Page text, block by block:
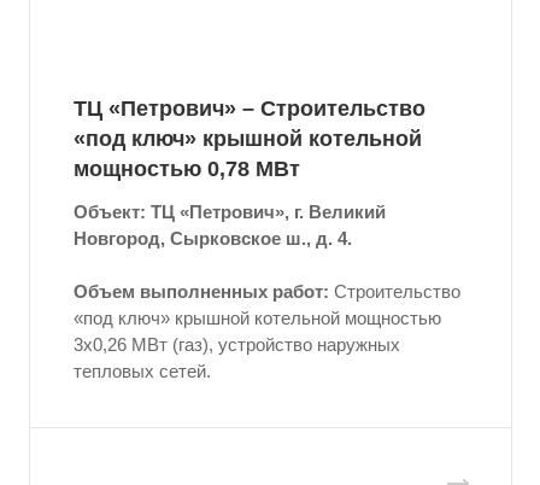
ТЦ «Петрович» – Строительство
«под ключ» крышной котельной
мощностью 0,78 МВт
Объект: ТЦ «Петрович», г. Великий
Новгород, Сырковское ш., д. 4.
Объем выполненных работ: Строительство
«под ключ» крышной котельной мощностью
3x0,26 МВт (газ), устройство наружных
тепловых сетей.